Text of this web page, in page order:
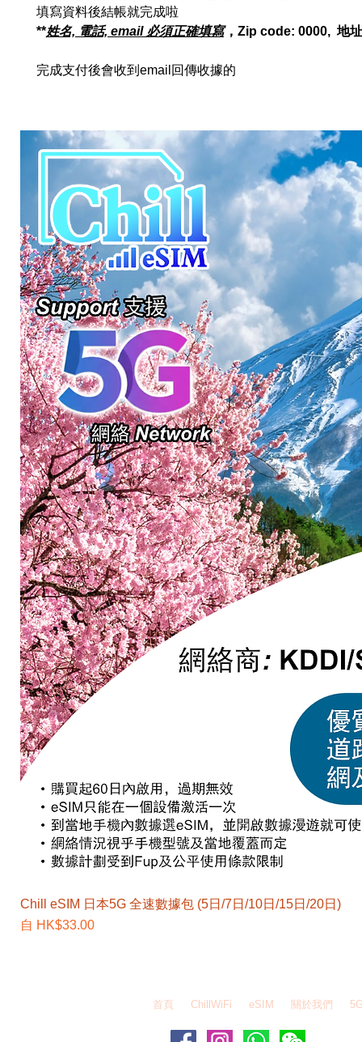
填寫資料後結帳就完成啦
**姓名, 電話, email 必須正確填寫，Zip code: 0000, 地
完成支付後會收到email回傳收據的
Chill eSIM 日本5G 全速數據包 (5日/7日/10日/15日/20日)
自 HK$33.00
促銷價格
首頁 ChillWiFi eSIM 關於我們